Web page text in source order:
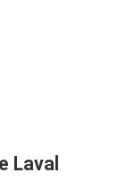
Laval